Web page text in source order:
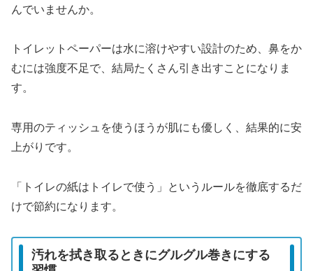
んでいませんか。
トイレットペーパーは水に溶けやすい設計のため、鼻をか
むには強度不足で、結局たくさん引き出すことになりま
す。
専用のティッシュを使うほうが肌にも優しく、結果的に安
上がりです。
「トイレの紙はトイレで使う」というルールを徹底するだ
けで節約になります。
汚れを拭き取るときにグルグル巻きにする